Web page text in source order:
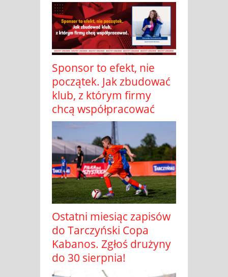
Sponsor to efekt, nie
początek. Jak zbudować
klub, z którym firmy
chcą współpracować
Ostatni miesiąc zapisów
do Tarczyński Copa
Kabanos. Zgłoś drużyny
do 30 sierpnia!